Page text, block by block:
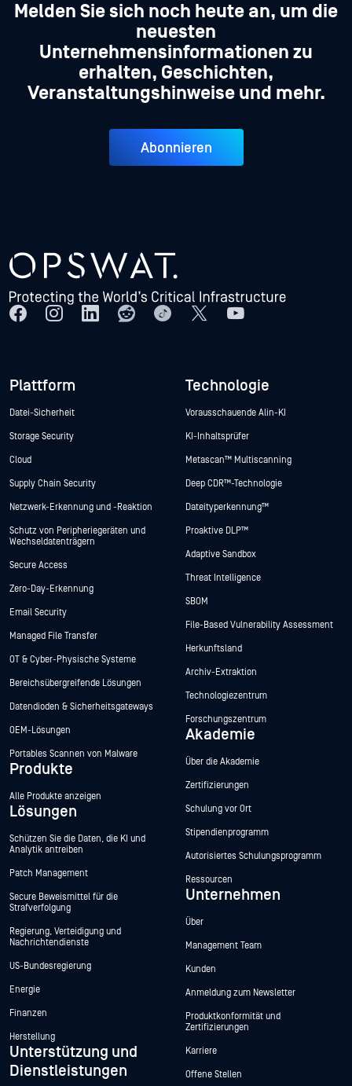
Melden Sie sich noch heute an, um die
neuesten
Unternehmensinformationen zu
erhalten, Geschichten,
Veranstaltungshinweise und mehr.
Abonnieren
Plattform
Datei-Sicherheit
Storage Security
Cloud
Supply Chain Security
Netzwerk-Erkennung und -Reaktion
Schutz von Peripheriegeräten und
Wechseldatenträgern
Secure Access
Zero-Day-Erkennung
Email Security
Managed File Transfer
OT & Cyber-Physische Systeme
Bereichsübergreifende Lösungen
Datendioden & Sicherheitsgateways
OEM-Lösungen
Portables Scannen von Malware
Produkte
Alle Produkte anzeigen
Lösungen
Schützen Sie die Daten, die KI und
Analytik antreiben
Patch Management
Secure Beweismittel für die
Strafverfolgung
Regierung, Verteidigung und
Nachrichtendienste
US-Bundesregierung
Energie
Finanzen
Herstellung
Unterstützung und
Dienstleistungen
Technologie
Vorausschauende Alin-KI
KI-Inhaltsprüfer
Metascan™ Multiscanning
Deep CDR™-Technologie
Dateityperkennung™
Proaktive DLP™
Adaptive Sandbox
Threat Intelligence
SBOM
File-Based Vulnerability Assessment
Herkunftsland
Archiv-Extraktion
Technologiezentrum
Forschungszentrum
Akademie
Über die Akademie
Zertifizierungen
Schulung vor Ort
Stipendienprogramm
Autorisiertes Schulungsprogramm
Ressourcen
Unternehmen
Über
Management Team
Kunden
Anmeldung zum Newsletter
Produktkonformität und
Zertifizierungen
Karriere
Offene Stellen